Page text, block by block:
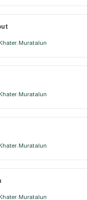
Muratalun
Muratalun
Muratalun
Muratalun